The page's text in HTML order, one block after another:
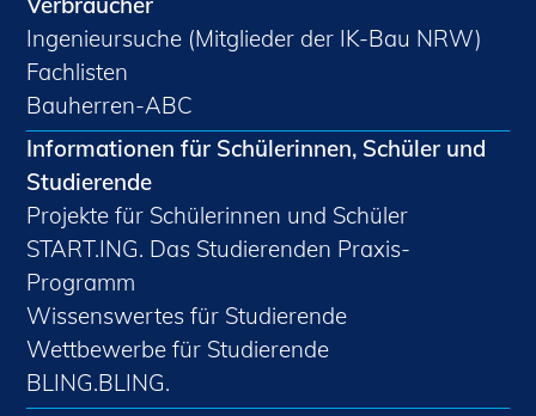
Ingenieursuche (Mitglieder der IK-Bau NRW)
Fachlisten
Bauherren-ABC
Informationen für Schülerinnen, Schüler und
Studierende
Projekte für Schülerinnen und Schüler
START.ING. Das Studierenden Praxis-
Programm
Wissenswertes für Studierende
Wettbewerbe für Studierende
BLING.BLING.